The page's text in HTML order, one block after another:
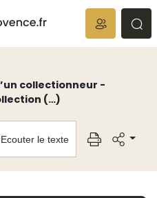
collectionneur -
(…)
Ecouter le texte